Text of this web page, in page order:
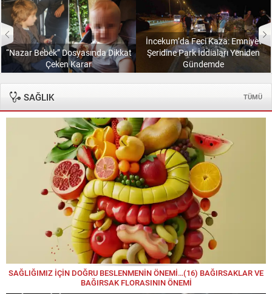
Hasan KARABULUT
Hasan Karabulut yazdı; Kırk yıl sonra elde kalan
Kuruluş Ruhundan Geleceğe: Tarihin Gölgesinde
Yeni Bir Yürüyüş
KUTARBA Pınar KORKMAZ
Sataney Guaşa: Nart Destanlarından Günümüze
Uzanan Bir Bilgelik
Mehmet ELÇİ
“Yol Çukur, Medeniyet Uzak!”
Mehmet YILMAZ
Mehmet Yılmaz yazdı; OKTAY YILMAZ “DAHA
FAZLASI VAR!”
“Nazar Bebek” Dosyasında Dikkat
Çeken Karar
İncekum’da Feci Kaza: Emniyet
Şeridine Park İddiaları Yeniden
Gündemde
SAĞLIK TÜMÜ
SAĞLIĞIMIZ İÇİN DOĞRU BESLENMENİN ÖNEMİ…(16) BAĞIRSAKLAR VE
BAĞIRSAK FLORASININ ÖNEMİ